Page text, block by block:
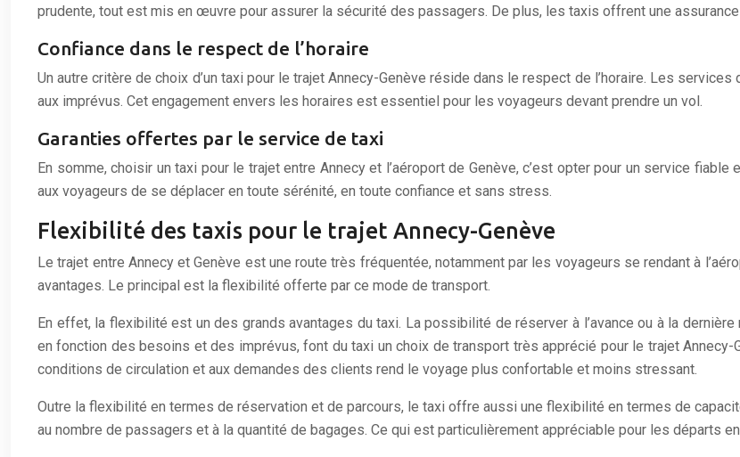
prudente, tout est mis en œuvre pour assurer la sécurité des passagers. De plus, les taxis offrent une
Confiance dans le respect de l’horaire
Un autre critère de choix d’un taxi pour le trajet Annecy-Genève réside dans le respect de l’horaire. Les
aux imprévus. Cet engagement envers les horaires est essentiel pour les voyageurs devant prendre un vol.
Garanties offertes par le service de taxi
En somme, choisir un taxi pour le trajet entre Annecy et l’aéroport de Genève, c’est opter pour un service
aux voyageurs de se déplacer en toute sérénité, en toute confiance et sans stress.
Flexibilité des taxis pour le trajet Annecy-Genève
Le trajet entre Annecy et Genève est une route très fréquentée, notamment par les voyageurs se rendant à
avantages. Le principal est la flexibilité offerte par ce mode de transport.
En effet, la flexibilité est un des grands avantages du taxi. La possibilité de réserver à l’avance ou à la
en fonction des besoins et des imprévus, font du taxi un choix de transport très apprécié pour le trajet Annecy-
conditions de circulation et aux demandes des clients rend le voyage plus confortable et moins stressant.
Outre la flexibilité en termes de réservation et de parcours, le taxi offre aussi une flexibilité en termes de
au nombre de passagers et à la quantité de bagages. Ce qui est particulièrement appréciable pour les départs